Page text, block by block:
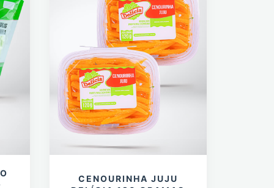
CENOURINHA JUJU